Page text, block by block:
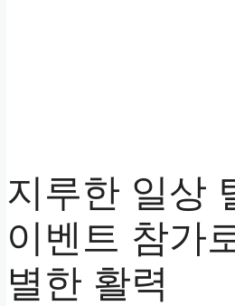
지루한 일상
이벤트 참가
별한 활력